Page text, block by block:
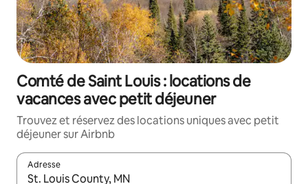
Comté de Saint Louis : locations de
vacances avec petit déjeuner
Trouvez et réservez des locations uniques avec petit
déjeuner sur Airbnb
Adresse
Lorsque les résultats s'affichent, utilisez les flèches vers le